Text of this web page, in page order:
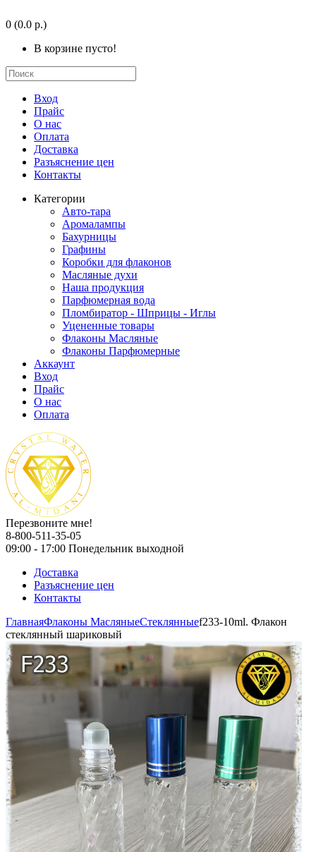
0 (0.0 р.)
В корзине пусто!
Вход
Прайс
О нас
Оплата
Доставка
Разъяснение цен
Контакты
Категории
Авто-тара
Аромалампы
Бахурницы
Графины
Коробки для флаконов
Масляные духи
Наша продукция
Парфюмерная вода
Пломбиратор - Шприцы - Иглы
Уцененные товары
Флаконы Масляные
Флаконы Парфюмерные
Аккаунт
Вход
Прайс
О нас
Оплата
Перезвоните мне!
8-800-511-35-05
09:00 - 17:00 Понедельник выходной
Доставка
Разъяснение цен
Контакты
ГлавнаяФлаконы МасляныеСтеклянныеf233-10ml. Флакон
стеклянный шариковый